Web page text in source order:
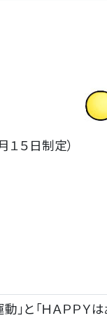
１５日制定）
動」と「ＨＡＰＰ